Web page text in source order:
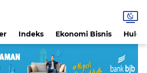
Indeks Ekonomi Bisnis